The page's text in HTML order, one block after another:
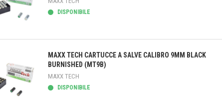
DISPONIBILE
MAXX TECH CARTUCCE A SALVE CALIBRO 9MM BLACK
BURNISHED (MT9B)
MAXX TECH
DISPONIBILE